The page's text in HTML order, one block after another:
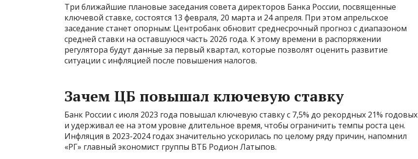
Три ближайшие плановые заседания совета директоров Банка России, посвященные
ключевой ставке, состоятся 13 февраля, 20 марта и 24 апреля. При этом апрельское
заседание станет опорным: Центробанк обновит среднесрочный прогноз с диапазоном
средней ставки на оставшуюся часть 2026 года. К этому времени в распоряжении
регулятора будут данные за первый квартал, которые позволят оценить развитие
ситуации с инфляцией после повышения налогов.
Зачем ЦБ повышал ключевую ставку
Банк России с июля 2023 года повышал ключевую ставку с 7,5% до рекордных 21% годовых
и удерживал ее на этом уровне длительное время, чтобы ограничить темпы роста цен.
Инфляция в 2023-2024 годах значительно ускорилась по целому ряду причин, напомнил
«РГ» главный экономист группы ВТБ Родион Латыпов.